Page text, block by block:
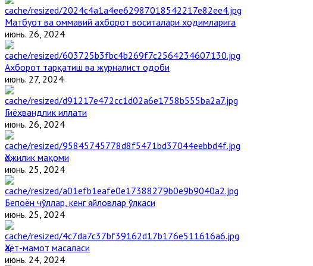
Матбуот ва оммавий ахборот воситалари ходимларига
июнь. 26, 2024
Ахборот тарқатиш ва журналист одоби
июнь. 27, 2024
Гиёҳвандлик иллати
июнь. 26, 2024
Ҳожилик мақоми
июнь. 25, 2024
Бепоён чўллар, кенг яйловлар ўлкаси
июнь. 25, 2024
Ҳаёт-мамот масаласи
июнь. 24, 2024